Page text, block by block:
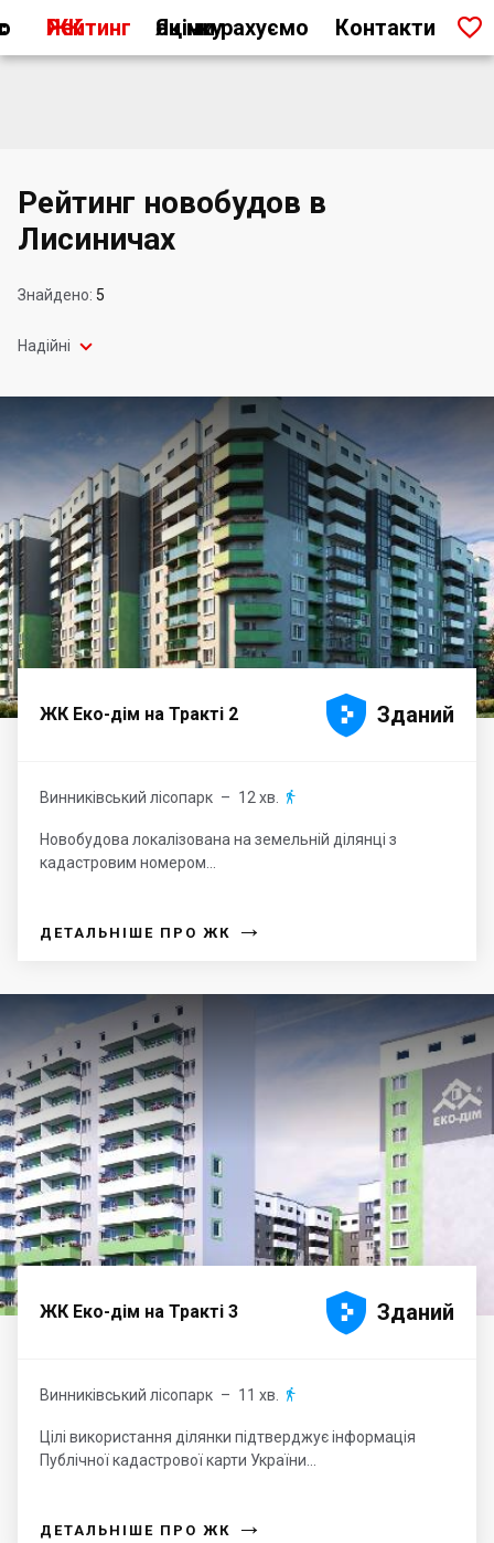
Рейтинг ЖК Як ми рахуємо оцінку Контакти 
Рейтинг новобудов в
Лисиничах
Знайдено: 5
Надійні 
ЖК Еко-дім на Тракті 2 



 Зданий
Винниківський лісопарк – 12 хв. 
Новобудова локалізована на земельній ділянці з
кадастровим номером...
ДЕТАЛЬНІШЕ ПРО ЖК →
ЖК Еко-дім на Тракті 3 



 Зданий
Винниківський лісопарк – 11 хв. 
Цілі використання ділянки підтверджує інформація
Публічної кадастрової карти України...
ДЕТАЛЬНІШЕ ПРО ЖК →